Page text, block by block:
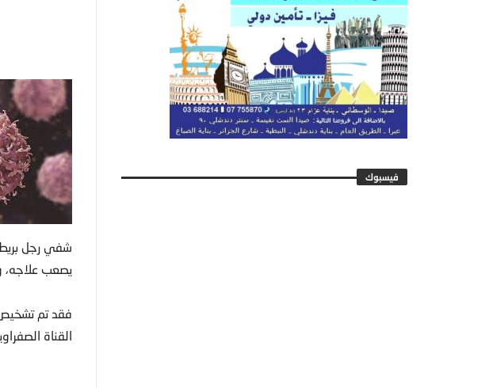
شفي رجل
يصعب علاجه،
القناة
فيسبوك